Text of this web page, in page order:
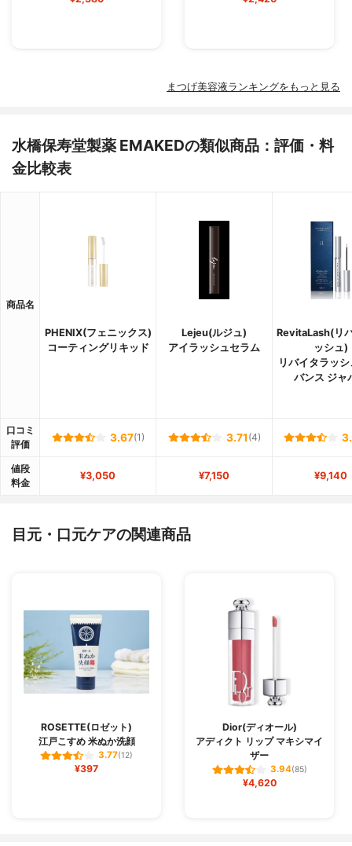
まつげ美容液ランキングをもっと見る
水橋保寿堂製薬 EMAKEDの類似商品：評価・料
金比較表
商品名
PHENIX(フェニックス)
コーティングリキッド
Lejeu(ルジュ)
アイラッシュセラム
RevitaLash(リ
ッシュ)
リバイタラッ
バンス ジャ
口コミ
評価
3.67(1) 3.71 (4)
値段
料金
¥3,050 ¥7,150 ¥9,140
目元・口元ケアの関連商品
ROSETTE(ロゼット)
江戸こすめ 米ぬか洗顔
3.77(12)
¥397
Dior(ディオール)
アディクト リップ マキシマイ
ザー
3.94(85)
¥4,620